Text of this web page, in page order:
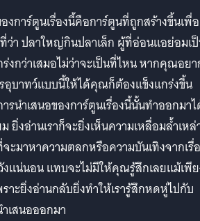
งการ์ตูนเรื่องนี้คือการ์ตูนที่ถูกสร้างขึ้นเพื่อ
า ปลาใหญ่กินปลาเล็ก ผู้ที่อ่อนแอย่อมเ
งกว่าเสมอไม่ว่าจะเป็นที่ไหน หากคุณอย
บาทว์แบบนี้ให้ได้คุณก็ต้องแข็งแกร่งขึ้น
รนำเสนอของการ์ตูนเรื่องนี้นั้นทำออกมา
ยิ่งอ่านเราก็จะยิ่งเห็นความเหลื่อมล้ำเห
ะมาหาความตลกหรือความบันเทิงจากเรื่
แน่นอน แทบจะไม่มีให้คุณรู้สึกเลยแม้เพี
าะยิ่งอ่านกลับยิ่งทำให้เรารู้สึกหดหู่ไปกับ
เสนอออกมา